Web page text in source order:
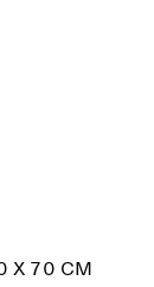
X 70 CM